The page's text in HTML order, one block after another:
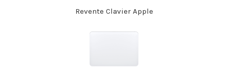
Revente Clavier Apple